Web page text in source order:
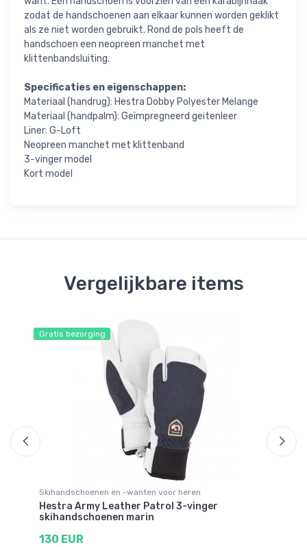
zodat de handschoenen aan elkaar kunnen worden geklikt
als ze niet worden gebruikt. Rond de pols heeft de
handschoen een neopreen manchet met
klittenbandsluiting.
Specificaties en eigenschappen:
Materiaal (handrug): Hestra Dobby Polyester Melange
Materiaal (handpalm): Geïmpregneerd geitenleer
Liner: G-Loft
Neopreen manchet met klittenband
3-vinger model
Kort model
Vergelijkbare items
Gratis bezorging
Skihandschoenen en -wanten voor heren
Hestra Army Leather Patrol 3-vinger
skihandschoenen marin
130 EUR